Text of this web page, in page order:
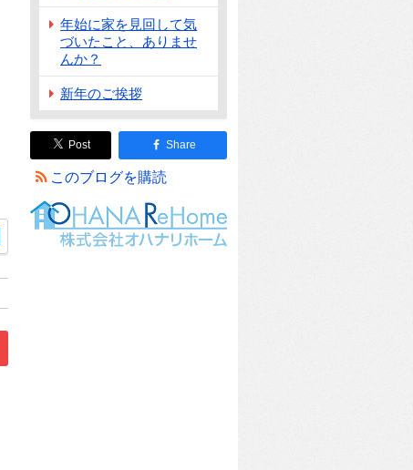
年始に家を見回して気
づいたこと、ありませ
んか？
新年のご挨拶
Post Share
このブログを購読